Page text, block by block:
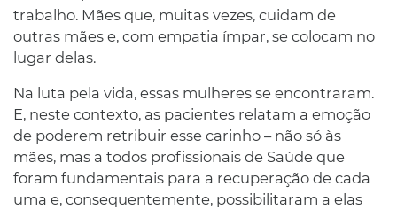
trabalho. Mães que, muitas vezes, cuidam de
outras mães e, com empatia ímpar, se colocam no
lugar delas.
Na luta pela vida, essas mulheres se encontraram.
E, neste contexto, as pacientes relatam a emoção
de poderem retribuir esse carinho – não só às
mães, mas a todos profissionais de Saúde que
foram fundamentais para a recuperação de cada
uma e, consequentemente, possibilitaram a elas